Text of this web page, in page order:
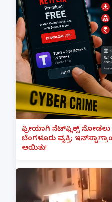
ಫ್ರೀಯಾಗಿ ನೆಟ್‌ಫ್ಲಿಕ್ಸ್ ನೋಡಲು
ಬೆಂಗಳೂರು ವ್ಯಕ್ತಿ;
ಆಯಿತು!